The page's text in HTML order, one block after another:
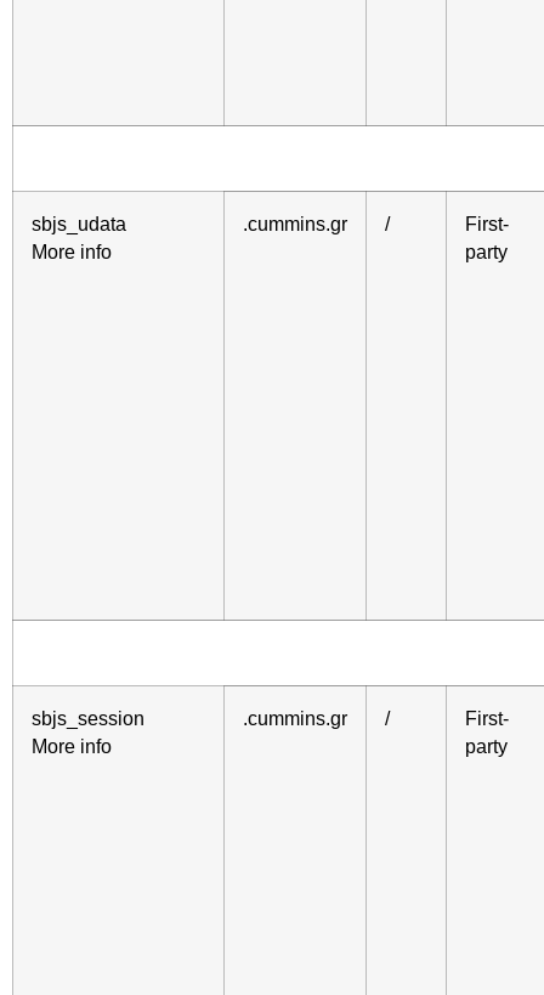
sbjs_udata
More info
.cummins.gr /
First-
party
sbjs_session
More info
.cummins.gr /
First-
party